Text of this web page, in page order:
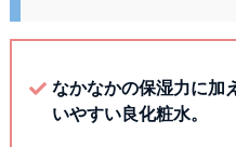
なかなかの保湿力に加
いやすい良化粧水。